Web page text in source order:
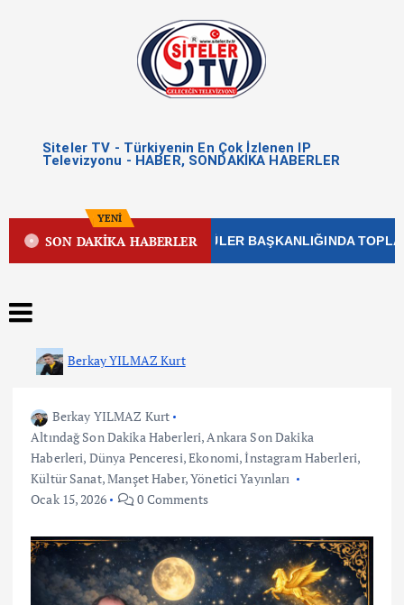
Siteler TV - Türkiyenin En Çok İzlenen IP
Televizyonu - HABER, SONDAKİKA HABERLER
YENİ
SON DAKİKA HABERLER
MECLİSİ HALDUN GÜLER BAŞKANLIĞINDA TOPLANDI
Berkay YILMAZ Kurt
Berkay YILMAZ Kurt
Altındağ Son Dakika Haberleri,Ankara Son Dakika
Haberleri, Dünya Penceresi,Ekonomi,İnstagram Haberleri,
Kültür Sanat,Manşet Haber,Yönetici Yayınları
Ocak 15, 2026
0 Comments